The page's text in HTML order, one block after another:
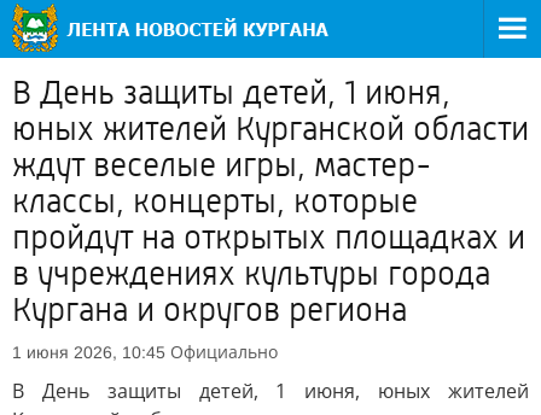
В День защиты детей, 1 июня,
юных жителей Курганской области
ждут веселые игры, мастер-
классы, концерты, которые
пройдут на открытых площадках и
в учреждениях культуры города
Кургана и округов региона
1 июня 2026, 10:45 Официально
В День защиты детей, 1 июня, юных жителей